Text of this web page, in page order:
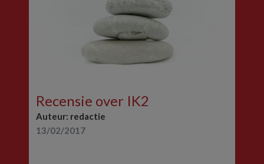
Recensie over IK2
Auteur: redactie
13/02/2017